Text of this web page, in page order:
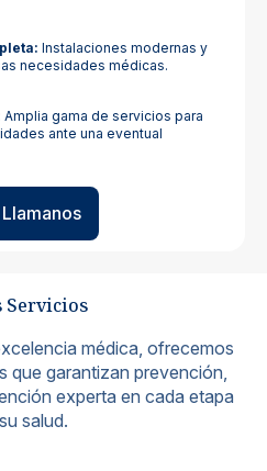
Instalaciones modernas y
necesidades médicas.
Amplia gama de servicios para
ante una eventual
Llamanos
Servicios
médica, ofrecemos
que garantizan prevención,
experta en cada etapa
salud.